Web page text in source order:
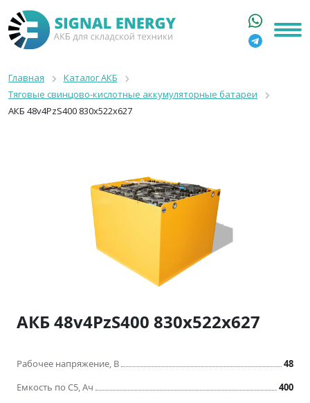
КАТАЛОГ
АРЕНДА АКБ
О КОМПАНИИ
+7 916 316 3333
8 800 550 44 77
info@signalenergy.ru
Главная
Каталог АКБ
Тяговые свинцово-кислотные аккумуляторные батареи
АКБ 48v4PzS400 830x522x627
АКБ 48v4PzS400 830x522x627
Рабочее напряжение, В
48
Емкость по C5, Ач
400